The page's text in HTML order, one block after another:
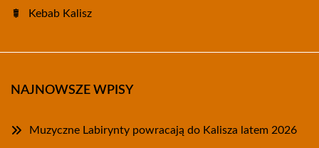
Kebab Kalisz
NAJNOWSZE WPISY
Muzyczne Labirynty powracają do Kalisza latem 2026